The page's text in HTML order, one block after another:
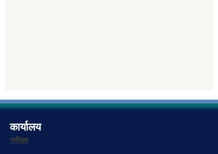
कार्यालय
गर्मीयाम